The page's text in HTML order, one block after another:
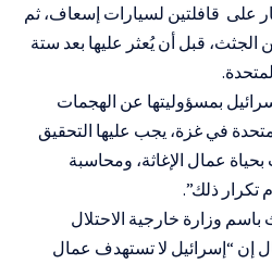
على قافلتين لسيارات إسعاف، ثم
قبل أن يُعثر عليها بعد ستة
بمسؤوليتها عن الهجمات
في غزة، يجب عليها التحقيق
عمال الإغاثة، ومحاسبة
تكرار ذلك”.
وزارة خارجية الاحتلال
إن “إسرائيل لا تستهدف عمال